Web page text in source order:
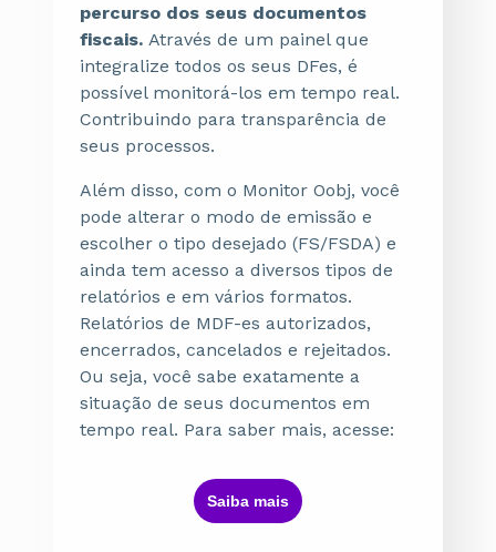
percurso dos seus documentos
fiscais. Através de um painel que
integralize todos os seus DFes, é
possível monitorá-los em tempo real.
Contribuindo para transparência de
seus processos.
Além disso, com o Monitor Oobj, você
pode alterar o modo de emissão e
escolher o tipo desejado (FS/FSDA) e
ainda tem acesso a diversos tipos de
relatórios e em vários formatos.
Relatórios de MDF-es autorizados,
encerrados, cancelados e rejeitados.
Ou seja, você sabe exatamente a
situação de seus documentos em
tempo real. Para saber mais, acesse:
ㅤSaiba maisㅤ